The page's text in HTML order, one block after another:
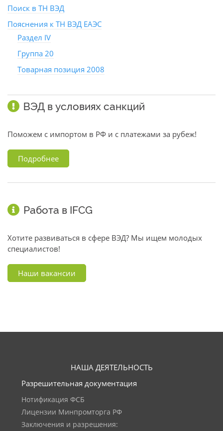
Поиск в ТН ВЭД
Пояснения к ТН ВЭД ЕАЭС
Раздел IV
Группа 20
Товарная позиция 2008
ВЭД в условиях санкций
Поможем с импортом в РФ и с платежами за рубеж!
Подробнее
Работа в IFCG
Хотите развиваться в сфере ВЭД? Мы ищем молодых
специалистов!
Наши вакансии
НАША ДЕЯТЕЛЬНОСТЬ
Разрешительная документация
Нотификация ФСБ
Лицензии Минпромторга РФ
Заключения и разрешения: